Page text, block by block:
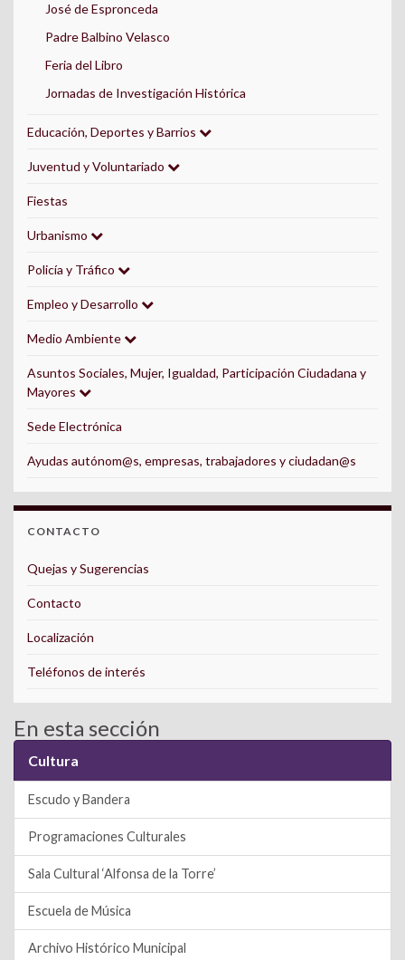
José de Espronceda
Padre Balbino Velasco
Feria del Libro
Jornadas de Investigación Histórica
Educación, Deportes y Barrios
Juventud y Voluntariado
Fiestas
Urbanismo
Policía y Tráfico
Empleo y Desarrollo
Medio Ambiente
Asuntos Sociales, Mujer, Igualdad, Participación Ciudadana y
Mayores
Sede Electrónica
Ayudas autónom@s, empresas, trabajadores y ciudadan@s
CONTACTO
Quejas y Sugerencias
Contacto
Localización
Teléfonos de interés
En esta sección
Cultura
Escudo y Bandera
Programaciones Culturales
Sala Cultural ‘Alfonsa de la Torre’
Escuela de Música
Archivo Histórico Municipal